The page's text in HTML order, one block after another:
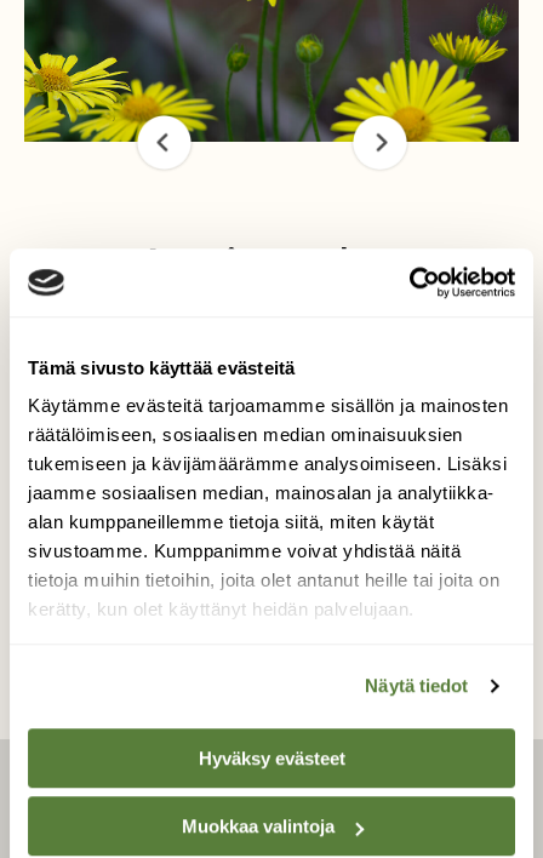
Tämä sivusto käyttää evästeitä
Käytämme evästeitä tarjoamamme sisällön ja mainosten
räätälöimiseen, sosiaalisen median ominaisuuksien
tukemiseen ja kävijämäärämme analysoimiseen. Lisäksi
jaamme sosiaalisen median, mainosalan ja analytiikka-
alan kumppaneillemme tietoja siitä, miten käytät
sivustoamme. Kumppanimme voivat yhdistää näitä
tietoja muihin tietoihin, joita olet antanut heille tai joita on
kerätty, kun olet käyttänyt heidän palvelujaan.
Näytä tiedot
Hyväksy evästeet
Muokkaa valintoja
Auringolta
Kuva kimalaisesta lepäämässä
keltavuohenjuurella. Joka on yksi
aikaisimmista kevään kukkijoista.
Kuvaaja: Kukka-Maaria Rämö
Kilpailun etusivulle
LEHTI